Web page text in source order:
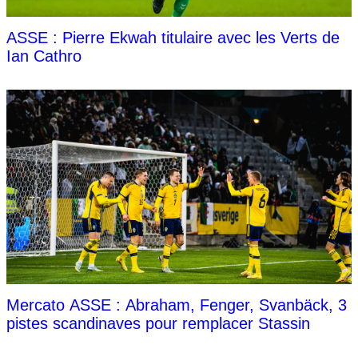
ASSE : Pierre Ekwah titulaire avec les Verts de
Ian Cathro
Mercato ASSE : Abraham, Fenger, Svanbäck, 3
pistes scandinaves pour remplacer Stassin